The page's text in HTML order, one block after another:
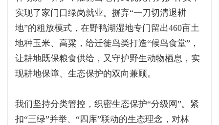
实现了家门口绿岗就业。摒弃“一刀切清退耕
地”的粗放模式，在野鸭湖湿地专门留出460亩土
地种玉米、高粱，给迁徙鸟类打造“候鸟食堂”，
让耕地既保粮食供给，又守护野生动物栖息，实
现耕地保障、生态保护的双向兼顾。
我们坚持分类管控，织密生态保护“分级网”。紧
扣“三绿”并举、“四库”联动的生态理念，对林